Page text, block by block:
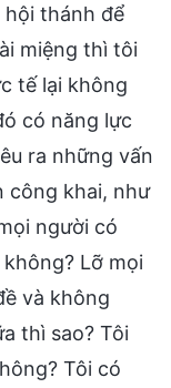
hội thánh để
miệng thì tôi
tế lại không
có năng lực
ra những vấn
công khai, như
người có
Lỡ mọi
và không
thì sao? Tôi
Tôi có